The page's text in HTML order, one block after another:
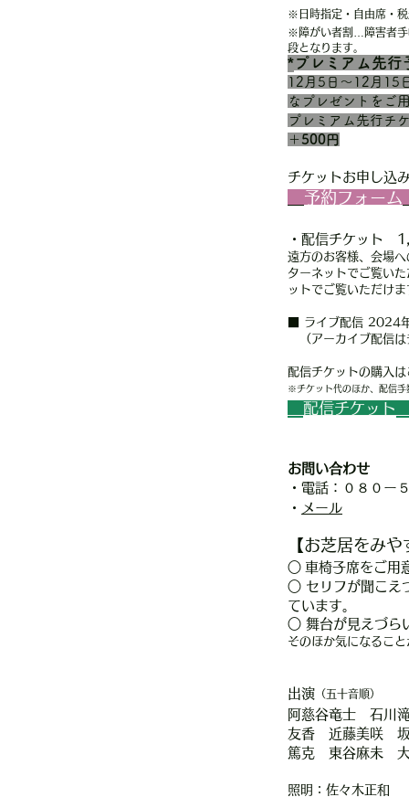
※日時指定・自由席・税
※障がい者割…障害者手
段となります。
*プレミアム先
12月5日〜12月15
なプレゼントをご
プレミアム先行チ
＋500円
チケットお申し込
予約フォーム
・配信チケット
遠方のお客様、会場
ターネットでご覧い
ットでご覧いただけま
■ ライブ配信 2024
（アーカイブ配信
配信チケットの購入は
※チケット代のほか、配信手
配信チケット
お問い合わせ
・電話：０８０ー
・ メール
【お芝居をみや
○ 車椅子席をご用
○ セリフが聞こえ
ています。
○ 舞台が見えづら
そのほか気になるこ
出演 （五十音順）
阿慈谷竜士 石川
友香 近藤美咲
篤克 東谷麻未
照明：佐々木正和